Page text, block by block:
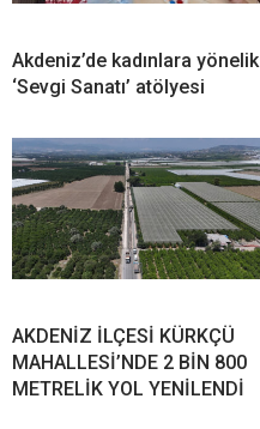
Akdeniz’de kadınlara yönelik
‘Sevgi Sanatı’ atölyesi
AKDENİZ İLÇESİ KÜRKÇÜ
MAHALLESİ’NDE 2 BİN 800
METRELİK YOL YENİLENDİ